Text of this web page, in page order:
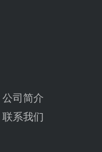
公司简介
联系我们